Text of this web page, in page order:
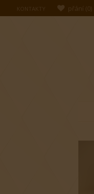
KONTAKTY přání (0)